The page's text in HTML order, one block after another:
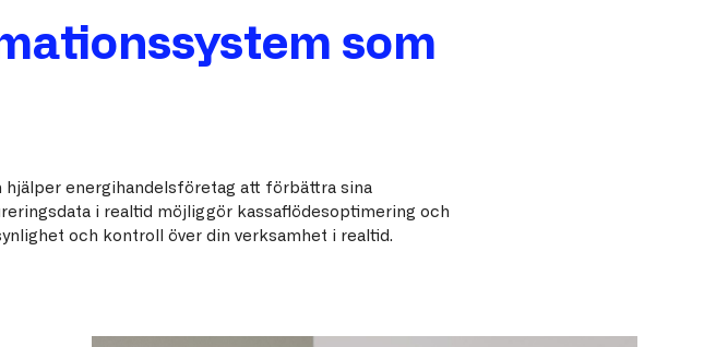
som
hjälper energihandelsföretag att förbättra sina
i realtid möjliggör kassaflödesoptimering och
och kontroll över din verksamhet i realtid.